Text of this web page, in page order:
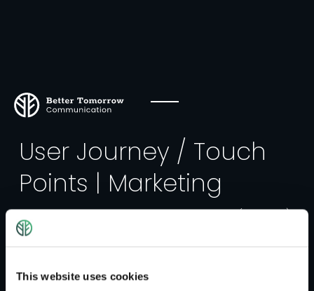
This website uses cookies
User Journey / Touch
Points | Marketing
Die User Journey beschreibt die „Reise“ (Journey)
eines Kunden über verschiedene “ touch points“
einem Unternehmen, etc. bis er die gewünschte